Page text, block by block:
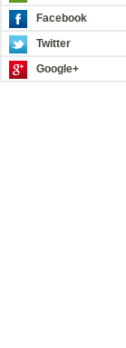
Facebook
Twitter
Google+